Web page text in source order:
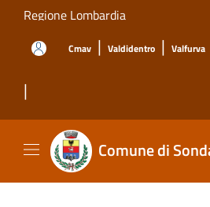
Salta al contenuto principale
Regione Lombardia
Cmav | Valdidentro | Valfurva
|
Comune di